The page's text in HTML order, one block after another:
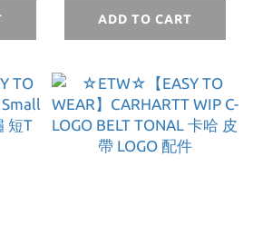
皮 柑橘 花 短T 短
袖 短TEE
ADD TO CART